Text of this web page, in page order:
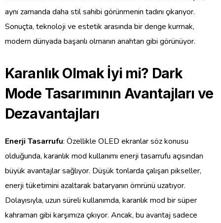
aynı zamanda daha stil sahibi görünmenin tadını çıkarıyor.
Sonuçta, teknoloji ve estetik arasında bir denge kurmak,
modern dünyada başarılı olmanın anahtarı gibi görünüyor.
Karanlık Olmak İyi mi? Dark
Mode Tasarımının Avantajları ve
Dezavantajları
Enerji Tasarrufu: Özellikle OLED ekranlar söz konusu
olduğunda, karanlık mod kullanımı enerji tasarrufu açısından
büyük avantajlar sağlıyor. Düşük tonlarda çalışan pikseller,
enerji tüketimini azaltarak bataryanın ömrünü uzatıyor.
Dolayısıyla, uzun süreli kullanımda, karanlık mod bir süper
kahraman gibi karşımıza çıkıyor. Ancak, bu avantaj sadece